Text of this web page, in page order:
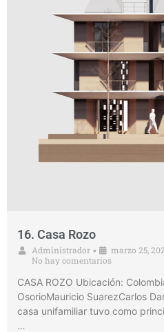
16. Casa Rozo
Administrador • marzo 25,
No hay comentarios
CASA ROZO Ubicación:
OsorioMauricio SuarezCarlos
casa unifamiliar tuvo como
…